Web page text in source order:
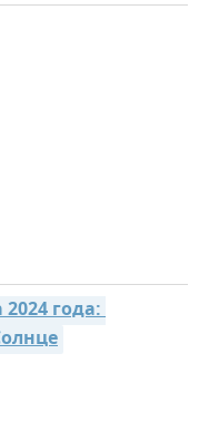
года: